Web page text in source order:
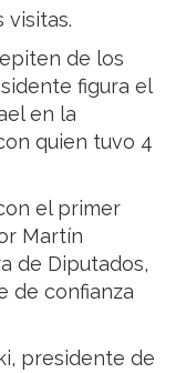
visitas.
de los
figura el
en la
quien tuvo 4
el primer
Martín
de Diputados,
de confianza
presidente de